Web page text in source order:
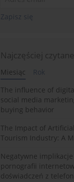
Zapisz się
Najczęściej czytane
Miesiąc
Rok
The influence of
social media
buying behavior
The Impact of
Tourism Industry: A
Negatywne
pornografii
doświadczeń z